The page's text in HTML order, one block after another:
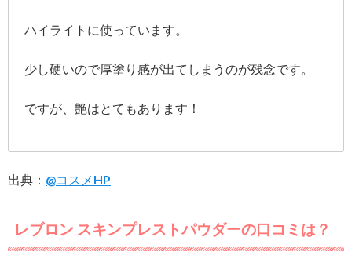
ハイライトに使っています。
少し硬いので厚塗り感が出てしまうのが残念です。
ですが、艶はとてもあります！
出典： @コスメHP
レブロン スキンプレストパウダーの口コミは？